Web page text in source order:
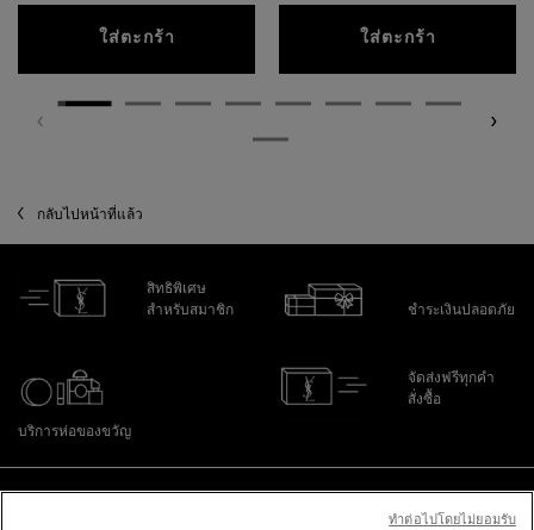
ใส่ตะกร้า ลิปสติก YSL LOVESHINE CANDY GLAZE
ใส่ตะกร้า
กลับไปหน้าที่แล้ว
สิทธิพิเศษ
สำหรับสมาชิก
ชำระเงินปลอดภัย
บริการห่อของขวัญ
จัดส่งฟรีทุกคำ
สั่งซื้อ
ทําต่อไปโดยไม่ยอมรับ